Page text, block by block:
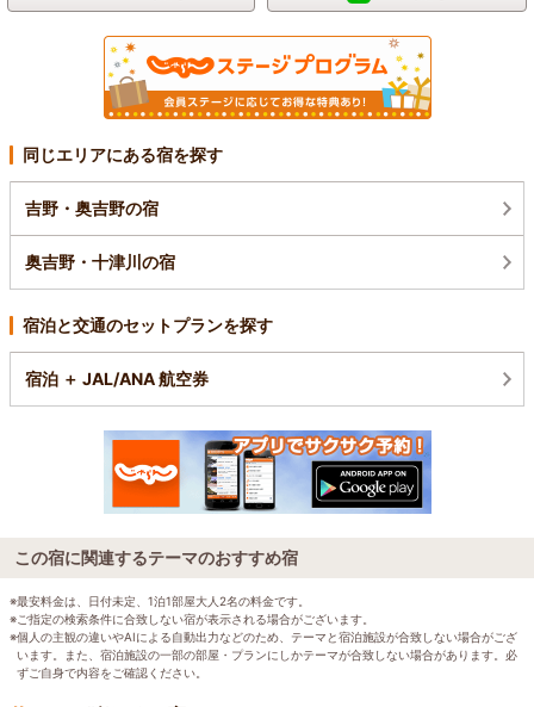
同じエリアにある宿を探す
吉野・奥吉野の宿
奥吉野・十津川の宿
宿泊と交通のセットプランを探す
宿泊 ＋ JAL/ANA 航空券
この宿に関連するテーマのおすすめ宿
※最安料金は、日付未定、1泊1部屋大人2名の料金です。
※ご指定の検索条件に合致しない宿が表示される場合がございます。
※個人の主観の違いやAIによる自動出力などのため、テーマと宿泊施設が合致しない場合がござ
います。また、宿泊施設の一部の部屋・プランにしかテーマが合致しない場合があります。必
ずご自身で内容をご確認ください。